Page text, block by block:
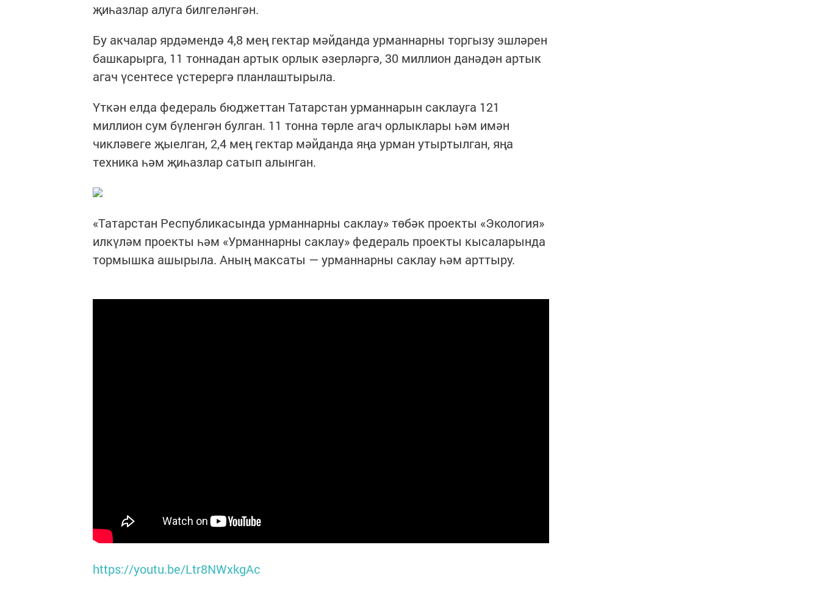
җиһазлар алуга билгеләнгән.
Бу акчалар ярдәмендә 4,8 мең гектар мәйданда урманнарны торгызу эшләрен
башкарырга, 11 тоннадан артык орлык әзерләргә, 30 миллион данәдән артык
агач үсентесе үстерергә планлаштырыла.
Үткән елда федераль бюджеттан Татарстан урманнарын саклауга 121
миллион сум бүленгән булган. 11 тонна төрле агач орлыклары һәм имән
чикләвеге җыелган, 2,4 мең гектар мәйданда яңа урман утыртылган, яңа
техника һәм җиһазлар сатып алынган.
«Татарстан Республикасында урманнарны саклау» төбәк проекты «Экология»
илкүләм проекты һәм «Урманнарны саклау» федераль проекты кысаларында
тормышка ашырыла. Аның максаты — урманнарны саклау һәм арттыру.
https://youtu.be/Ltr8NWxkgAc